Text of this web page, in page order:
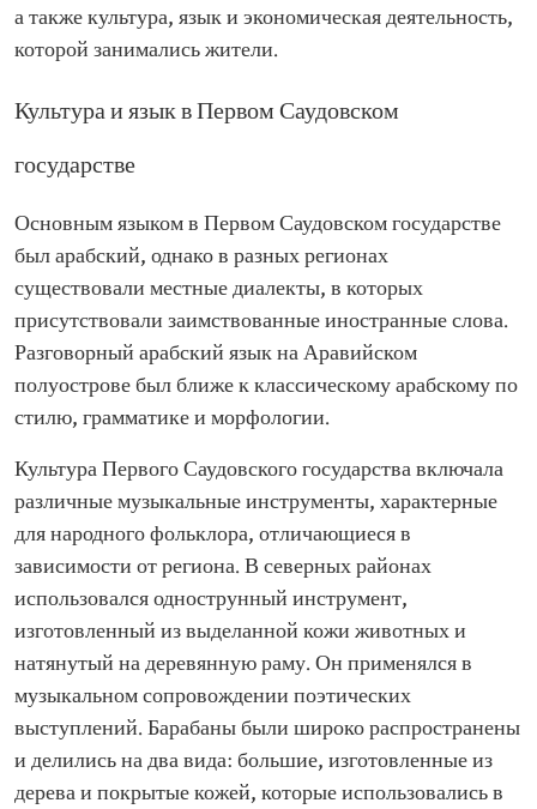
а также культура, язык и экономическая деятельность,
которой занимались жители.
Культура и язык в Первом Саудовском
государстве
Основным языком в Первом Саудовском государстве
был арабский, однако в разных регионах
существовали местные диалекты, в которых
присутствовали заимствованные иностранные слова.
Разговорный арабский язык на Аравийском
полуострове был ближе к классическому арабскому по
стилю, грамматике и морфологии.
Культура Первого Саудовского государства включала
различные музыкальные инструменты, характерные
для народного фольклора, отличающиеся в
зависимости от региона. В северных районах
использовался однострунный инструмент,
изготовленный из выделанной кожи животных и
натянутый на деревянную раму. Он применялся в
музыкальном сопровождении поэтических
выступлений. Барабаны были широко распространены
и делились на два вида: большие, изготовленные из
дерева и покрытые кожей, которые использовались в